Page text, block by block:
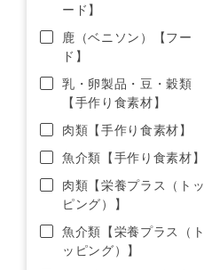
ード】
鹿（ベニソン）【フー
ド】
乳・卵製品・豆・穀類
【手作り食素材】
肉類【手作り食素材】
魚介類【手作り食素材】
肉類【栄養プラス（トッ
ピング）】
魚介類【栄養プラス（ト
ッピング）】